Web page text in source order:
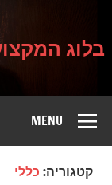
על עיצוב, שיפוץ
בלוג
MENU
קטגוריה: כללי